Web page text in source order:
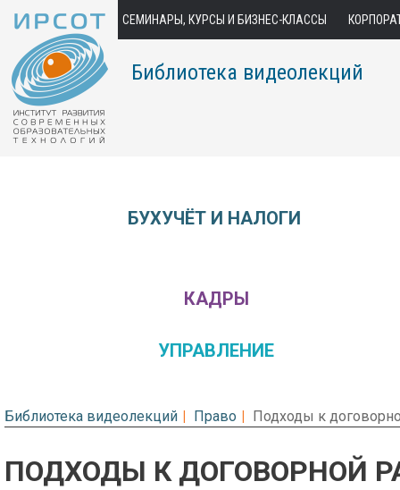
СЕМИНАРЫ, КУРСЫ И БИЗНЕС-КЛАССЫ
Библиотека видеолекций
БУХУЧЁТ И НАЛОГИ
КАДРЫ
УПРАВЛЕНИЕ
Библиотека видеолекций Право Подходы к
ПОДХОДЫ К ДОГОВОРНОЙ